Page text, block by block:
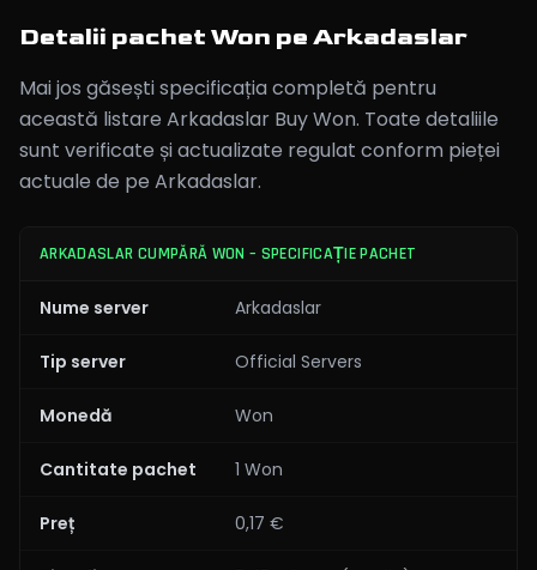
Detalii pachet Won pe Arkadaslar
Mai jos găsești specificația completă pentru
această listare Arkadaslar Buy Won. Toate detaliile
sunt verificate și actualizate regulat conform pieței
actuale de pe Arkadaslar.
ARKADASLAR CUMPĂRĂ WON – SPECIFICAȚIE PACHET
Nume server Arkadaslar
Tip server Official Servers
Monedă Won
Cantitate pachet 1 Won
Preț 0,17 €